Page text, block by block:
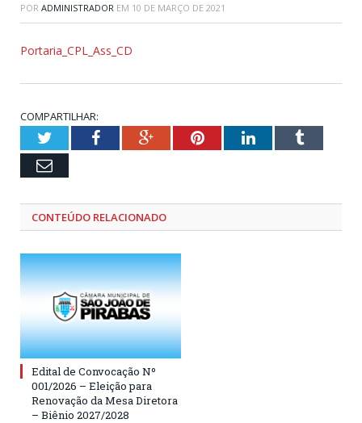
POR ADMINISTRADOR EM 10 DE MARÇO DE 2021
Portaria_CPL_Ass_CD
COMPARTILHAR:
TwitterFacebookGoogle+PinterestLinkedInTumblr
Email
CONTEÚDO RELACIONADO
Edital de Convocação Nº
001/2026 – Eleição para
Renovação da Mesa Diretora
– Biênio 2027/2028